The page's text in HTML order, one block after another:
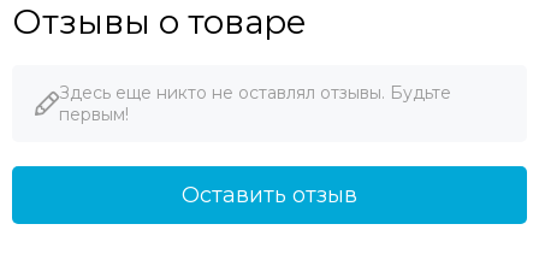
Отзывы о товаре
Здесь еще никто не оставлял отзывы. Будьте
первым!
Оставить отзыв